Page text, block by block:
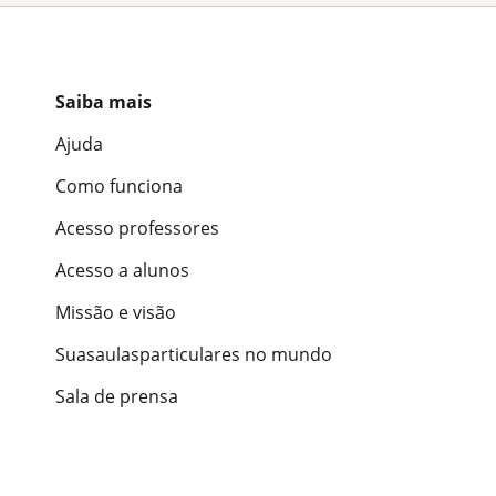
Saiba mais
Ajuda
Como funciona
Acesso professores
Acesso a alunos
Missão e visão
Suasaulasparticulares no mundo
Sala de prensa